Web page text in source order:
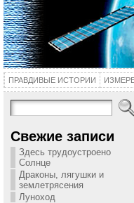
ПРАВДИВЫЕ ИСТОРИИ
Свежие записи
Здесь трудоустроено
Солнце
Драконы, лягушки и
землетрясения
Луноход